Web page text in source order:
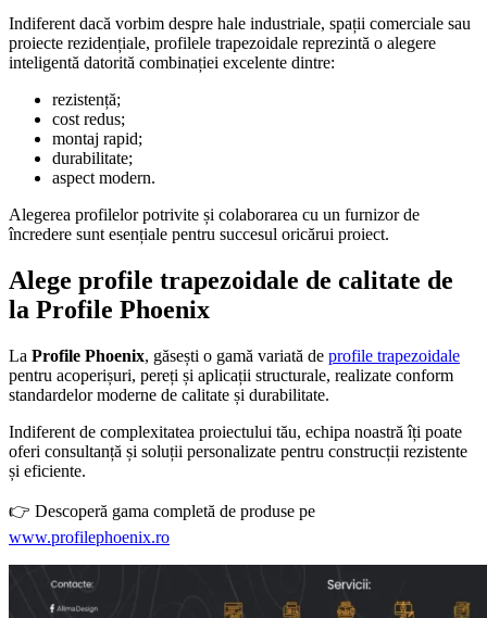
Indiferent dacă vorbim despre hale industriale, spații comerciale sau
proiecte rezidențiale, profilele trapezoidale reprezintă o alegere
inteligentă datorită combinației excelente dintre:
rezistență;
cost redus;
montaj rapid;
durabilitate;
aspect modern.
Alegerea profilelor potrivite și colaborarea cu un furnizor de
încredere sunt esențiale pentru succesul oricărui proiect.
Alege profile trapezoidale de calitate de
la Profile Phoenix
La Profile Phoenix, găsești o gamă variată de profile trapezoidale
pentru acoperișuri, pereți și aplicații structurale, realizate conform
standardelor moderne de calitate și durabilitate.
Indiferent de complexitatea proiectului tău, echipa noastră îți poate
oferi consultanță și soluții personalizate pentru construcții rezistente
și eficiente.
👉 Descoperă gama completă de produse pe
www.profilephoenix.ro